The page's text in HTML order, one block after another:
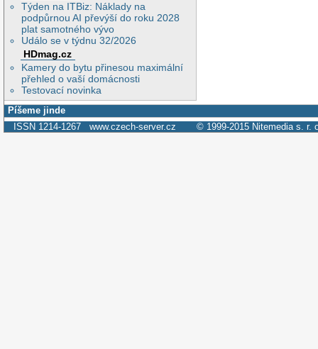
Týden na ITBiz: Náklady na
podpůrnou AI převýší do roku 2028
plat samotného vývo
Událo se v týdnu 32/2026
HDmag.cz
Kamery do bytu přinesou maximální
přehled o vaší domácnosti
Testovací novinka
Píšeme jinde
ISSN 1214-1267 www.czech-server.cz © 1999-2015 Nitemedia s. r.